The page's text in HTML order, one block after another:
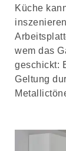
Küche
wem das
geschickt:
Geltung